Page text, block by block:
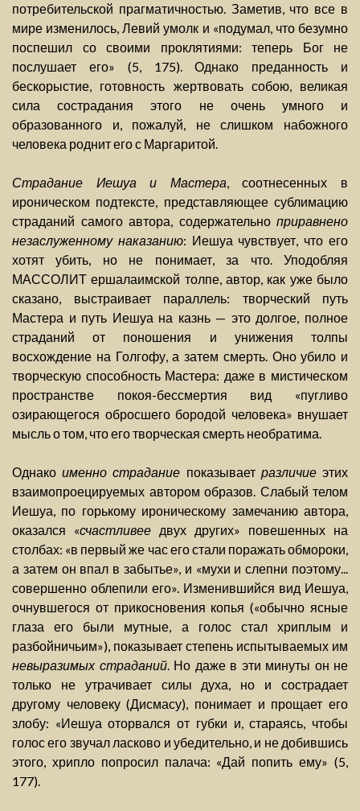
потребительской прагматичностью. Заметив, что все в
мире изменилось, Левий умолк и «подумал, что безумно
поспешил со своими проклятиями: теперь Бог не
послушает его» (5, 175). Однако преданность и
бескорыстие, готовность жертвовать собою, великая
сила сострадания этого не очень умного и
образованного и, пожалуй, не слишком набожного
человека роднит его с Маргаритой.
Страдание Иешуа и Мастера, соотнесенных в
ироническом подтексте, представляющее сублимацию
страданий самого автора, содержательно приравнено
незаслуженному наказанию: Иешуа чувствует, что его
хотят убить, но не понимает, за что. Уподобляя
МАССОЛИТ ершалаимской толпе, автор, как уже было
сказано, выстраивает параллель: творческий путь
Мастера и путь Иешуа на казнь — это долгое, полное
страданий от поношения и унижения толпы
восхождение на Голгофу, а затем смерть. Оно убило и
творческую способность Мастера: даже в мистическом
пространстве покоя-бессмертия вид «пугливо
озирающегося обросшего бородой человека» внушает
мысль о том, что его творческая смерть необратима.
Однакоименно страдание показывает различиеэтих
взаимопроецируемых автором образов. Слабый телом
Иешуа, по горькому ироническому замечанию автора,
оказался «счастливее двух других» повешенных на
столбах: «в первый же час его стали поражать обмороки,
а затем он впал в забытье», и «мухи и слепни поэтому...
совершенно облепили его». Изменившийся вид Иешуа,
очнувшегося от прикосновения копья («обычно ясные
глаза его были мутные, а голос стал хриплым и
разбойничьим»), показывает степень испытываемых им
невыразимых страданий. Но даже в эти минуты он не
только не утрачивает силы духа, но и сострадает
другому человеку (Дисмасу), понимает и прощает его
злобу: «Иешуа оторвался от губки и, стараясь, чтобы
голос его звучал ласково и убедительно, и не добившись
этого, хрипло попросил палача: «Дай попить ему» (5,
177).